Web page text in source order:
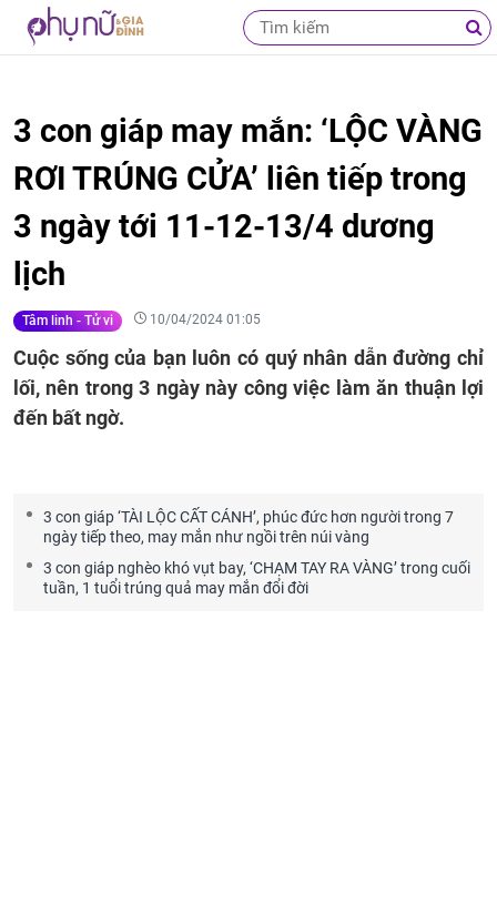
3 con giáp may mắn: ‘LỘC VÀNG
RƠI TRÚNG CỬA’ liên tiếp trong
3 ngày tới 11-12-13/4 dương
lịch
Tâm linh - Tử vi 10/04/2024 01:05
Cuộc sống của bạn luôn có quý nhân dẫn đường chỉ
lối, nên trong 3 ngày này công việc làm ăn thuận lợi
đến bất ngờ.
3 con giáp ‘TÀI LỘC CẤT CÁNH’, phúc đức hơn người trong 7
ngày tiếp theo, may mắn như ngồi trên núi vàng
3 con giáp nghèo khó vụt bay, ‘CHẠM TAY RA VÀNG’ trong cuối
tuần, 1 tuổi trúng quả may mắn đổi đời